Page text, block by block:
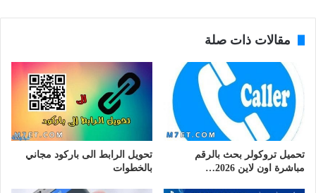
مقالات ذات صلة
تحميل تروكولر بحث بالرقم
مباشرة اون لاين 2026…
تحويل الرابط الى باركود مجاني
بالخطوات